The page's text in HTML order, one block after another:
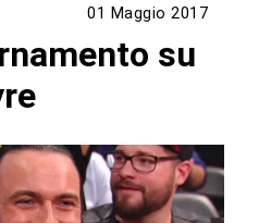
01 Maggio 2017
su